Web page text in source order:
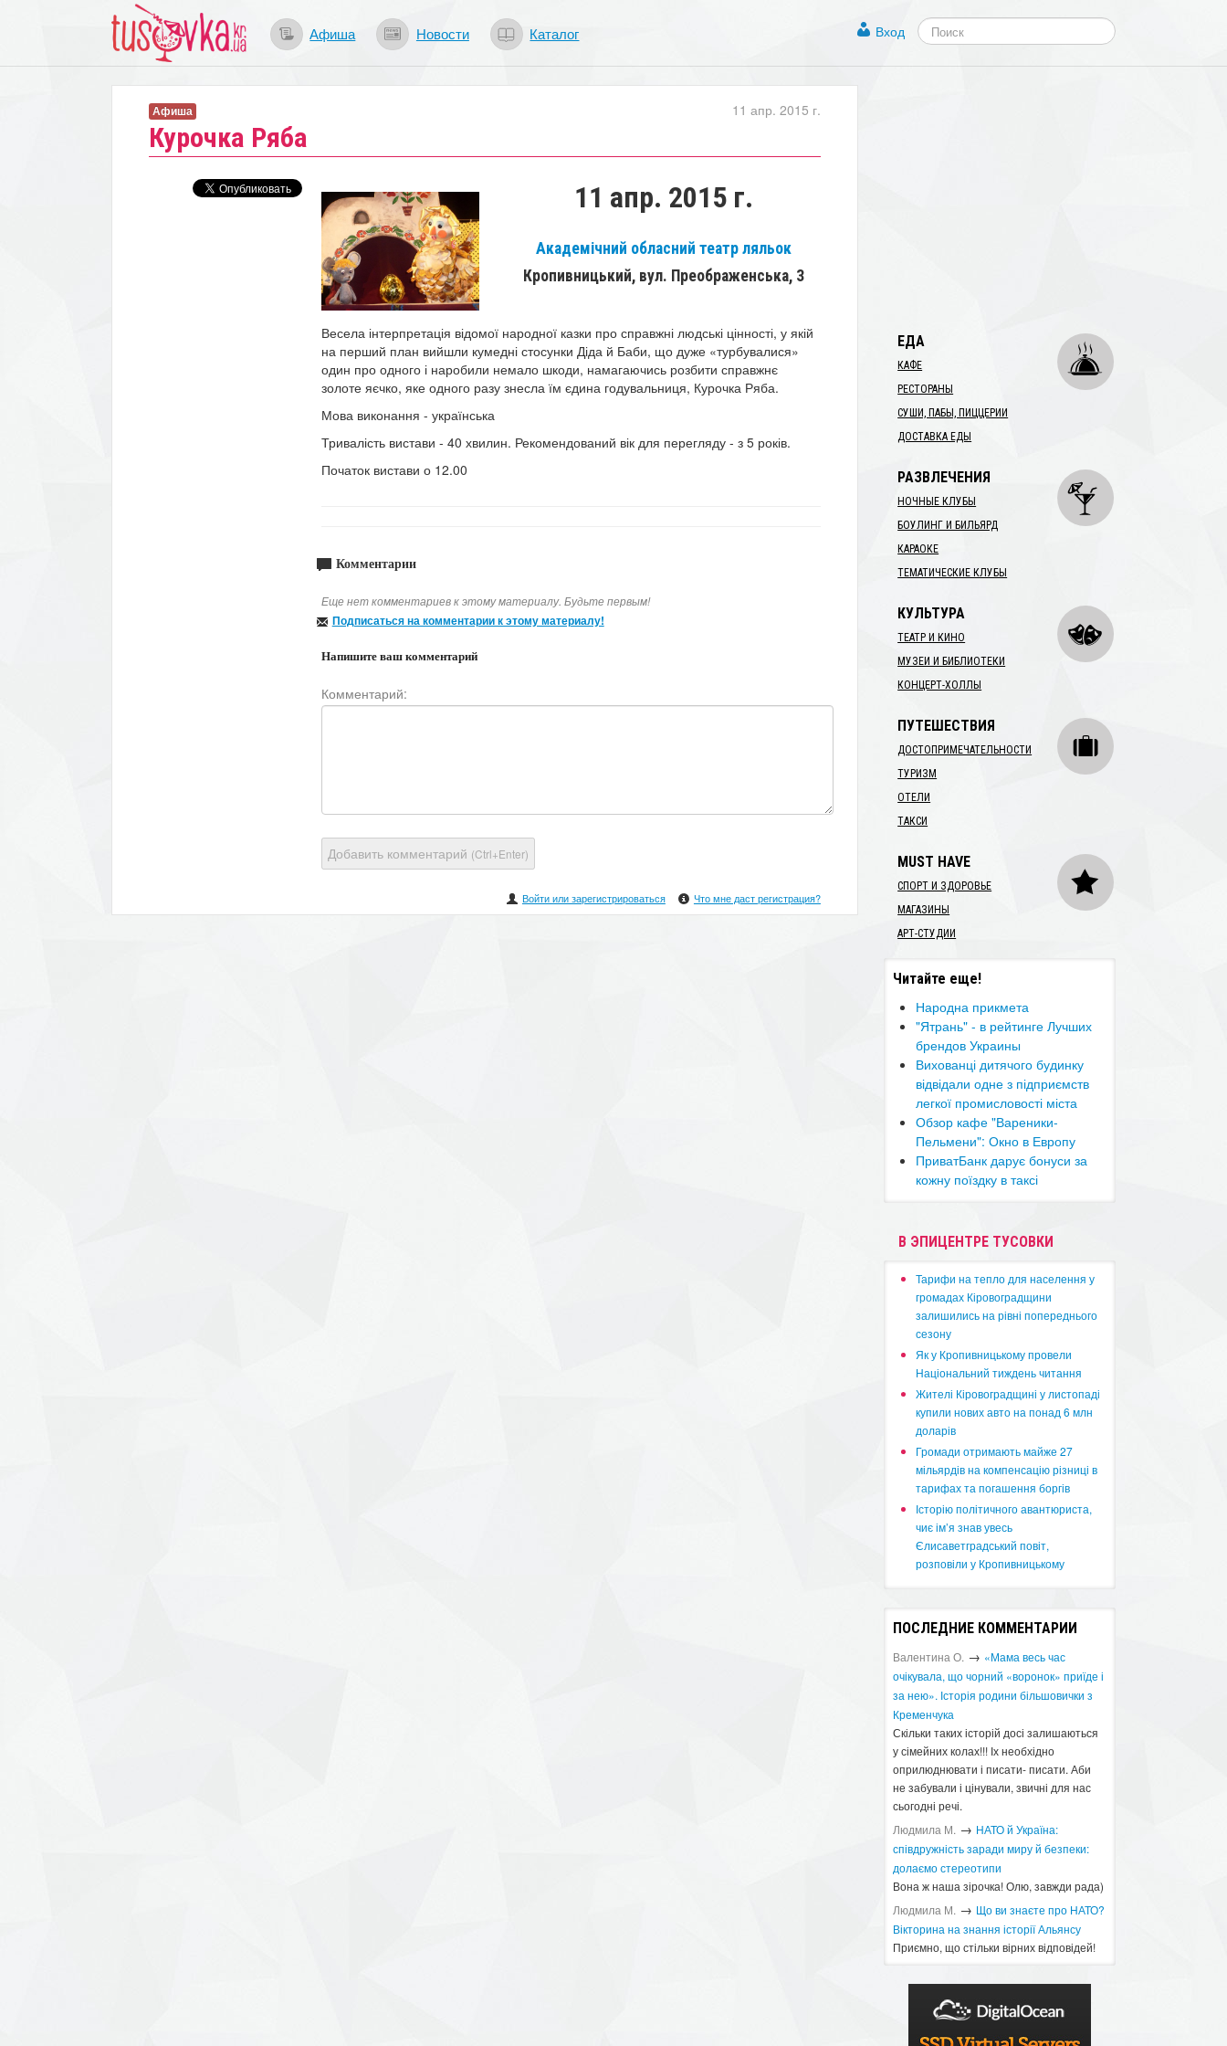
Афиша Новости Каталог Вход
Курочка Ряба
11 апр. 2015 г.
Афиша
11 апр. 2015 г.
Академічний обласний театр ляльок
Кропивницький, вул. Преображенська, 3
Весела інтерпретація відомої народної казки про справжні людські цінності, у якій
на перший план вийшли кумедні стосунки Діда й Баби, що дуже «турбувалися»
один про одного і наробили немало шкоди, намагаючись розбити справжнє
золоте яєчко, яке одного разу знесла їм єдина годувальниця, Курочка Ряба.
Мова виконання - українська
Тривалість вистави - 40 хвилин. Рекомендований вік для перегляду - з 5 років.
Початок вистави о 12.00
Комментарии
Еще нет комментариев к этому материалу. Будьте первым!
Подписаться на комментарии к этому материалу!
Напишите ваш комментарий
Комментарий:
Добавить комментарий (Ctrl+Enter)
Войти или зарегистрироваться Что мне даст регистрация?
ЕДА
КАФЕ
РЕСТОРАНЫ
СУШИ, ПАБЫ, ПИЦЦЕРИИ
ДОСТАВКА ЕДЫ
РАЗВЛЕЧЕНИЯ
НОЧНЫЕ КЛУБЫ
БОУЛИНГ И БИЛЬЯРД
КАРАОКЕ
ТЕМАТИЧЕСКИЕ КЛУБЫ
КУЛЬТУРА
ТЕАТР И КИНО
МУЗЕИ И БИБЛИОТЕКИ
КОНЦЕРТ-ХОЛЛЫ
ПУТЕШЕСТВИЯ
ДОСТОПРИМЕЧАТЕЛЬНОСТИ
ТУРИЗМ
ОТЕЛИ
ТАКСИ
MUST HAVE
СПОРТ И ЗДОРОВЬЕ
МАГАЗИНЫ
АРТ-СТУДИИ
Читайте еще!
​Народна прикмета
"Ятрань" - в рейтинге Лучших
брендов Украины
​Вихованці дитячого будинку
відвідали одне з підприємств
легкої промисловості міста
Обзор кафе "Вареники-
Пельмени": Окно в Европу
ПриватБанк дарує бонуси за
кожну поїздку в таксі
В ЭПИЦЕНТРЕ ТУСОВКИ
​Тарифи на тепло для населення у
громадах Кіровоградщини
залишились на рівні попереднього
сезону
​Як у Кропивницькому провели
Національний тиждень читання
​Жителі Кіровоградщині у листопаді
купили нових авто на понад 6 млн
доларів
​Громади отримають майже 27
мільярдів на компенсацію різниці в
тарифах та погашення боргів
Історію політичного авантюриста,
чиє ім’я знав увесь
Єлисаветградський повіт,
розповіли у Кропивницькому
ПОСЛЕДНИЕ КОММЕНТАРИИ
Валентина О. → «Мама весь час
очікувала, що чорний «воронок» приїде і
за нею». Історія родини більшовички з
Кременчука
Скільки таких історій досі залишаються
у сімейних колах!!! Іх необхідно
оприлюднювати і писати- писати. Аби
не забували і цінували, звичні для нас
сьогодні речі.
Людмила М. → ​НАТО й Україна:
співдружність заради миру й безпеки:
долаємо стереотипи
Вона ж наша зірочка! Олю, завжди рада)
Людмила М. → Що ви знаєте про НАТО?
Вікторина на знання історії Альянсу ​
Приємно, що стільки вірних відповідей!